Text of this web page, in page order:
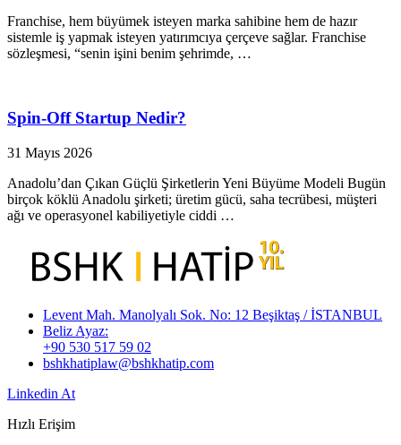
Franchise, hem büyümek isteyen marka sahibine hem de hazır
sistemle iş yapmak isteyen yatırımcıya çerçeve sağlar. Franchise
sözleşmesi, “senin işini benim şehrimde, …
Spin-Off Startup Nedir?
31 Mayıs 2026
Anadolu’dan Çıkan Güçlü Şirketlerin Yeni Büyüme Modeli Bugün
birçok köklü Anadolu şirketi; üretim gücü, saha tecrübesi, müşteri
ağı ve operasyonel kabiliyetiyle ciddi …
Levent Mah. Manolyalı Sok. No: 12 Beşiktaş / İSTANBUL
Beliz Ayaz:
+90 530 517 59 02
bshkhatiplaw@bshkhatip.com
Linkedin At
Hızlı Erişim